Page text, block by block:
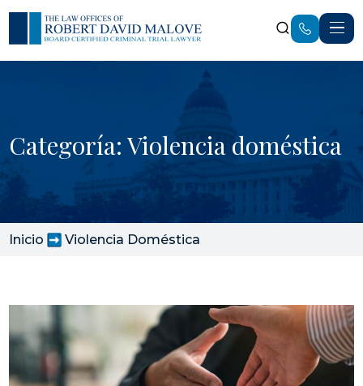
Categoría: Violencia doméstica
Inicio Violencia Doméstica